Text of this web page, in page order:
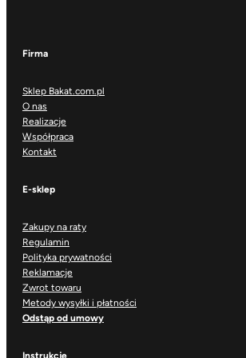
Firma
Sklep Bakat.com.pl
O nas
Realizacje
Współpraca
Kontakt
E-sklep
Zakupy na raty
Regulamin
Polityka prywatności
Reklamacje
Zwrot towaru
Metody wysyłki i płatności
Odstąp od umowy
Instrukcje